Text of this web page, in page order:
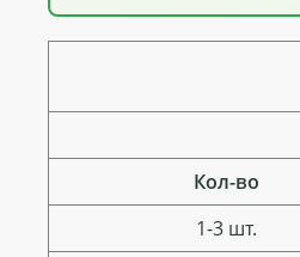
Кол-во
1-3 шт.